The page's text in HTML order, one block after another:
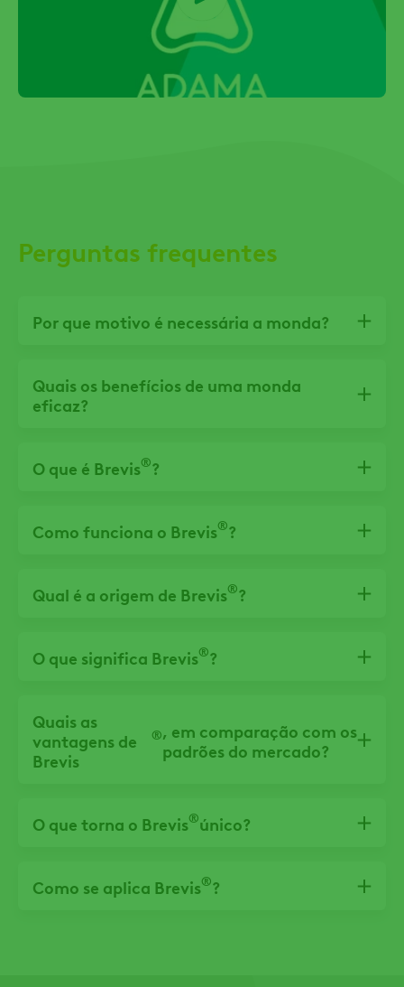
Perguntas frequentes
Por que motivo é necessária a monda?
Quais os benefícios de uma monda
eficaz?
O que é Brevis®?
Como funciona o Brevis®?
Qual é a origem de Brevis®?
O que significa Brevis®?
Quais as
vantagens de
Brevis
®, em comparação com os
padrões do mercado?
O que torna o Brevis®único?
Como se aplica Brevis®?